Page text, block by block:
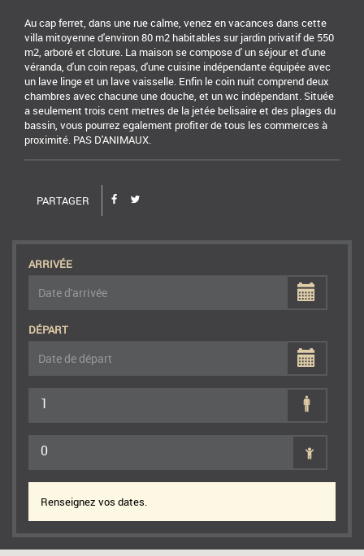
Au cap ferret, dans une rue calme, venez en vacances dans cette
villa mitoyenne d'environ 80 m2 habitables sur jardin privatif de 550
m2, arboré et cloture. La maison se compose d' un séjour et d'une
véranda, d'un coin repas, d'une cuisine indépendante équipée avec
un lave linge et un lave vaisselle. Enfin le coin nuit comprend deux
chambres avec chacune une douche, et un wc indépendant. Située
a seulement trois cent metres de la jetée belisaire et des plages du
bassin, vous pourrez egalement profiter de tous les commerces à
proximité. PAS D'ANIMAUX.
PARTAGER
ARRIVÉE
DÉPART
1
0
Renseignez vos dates.